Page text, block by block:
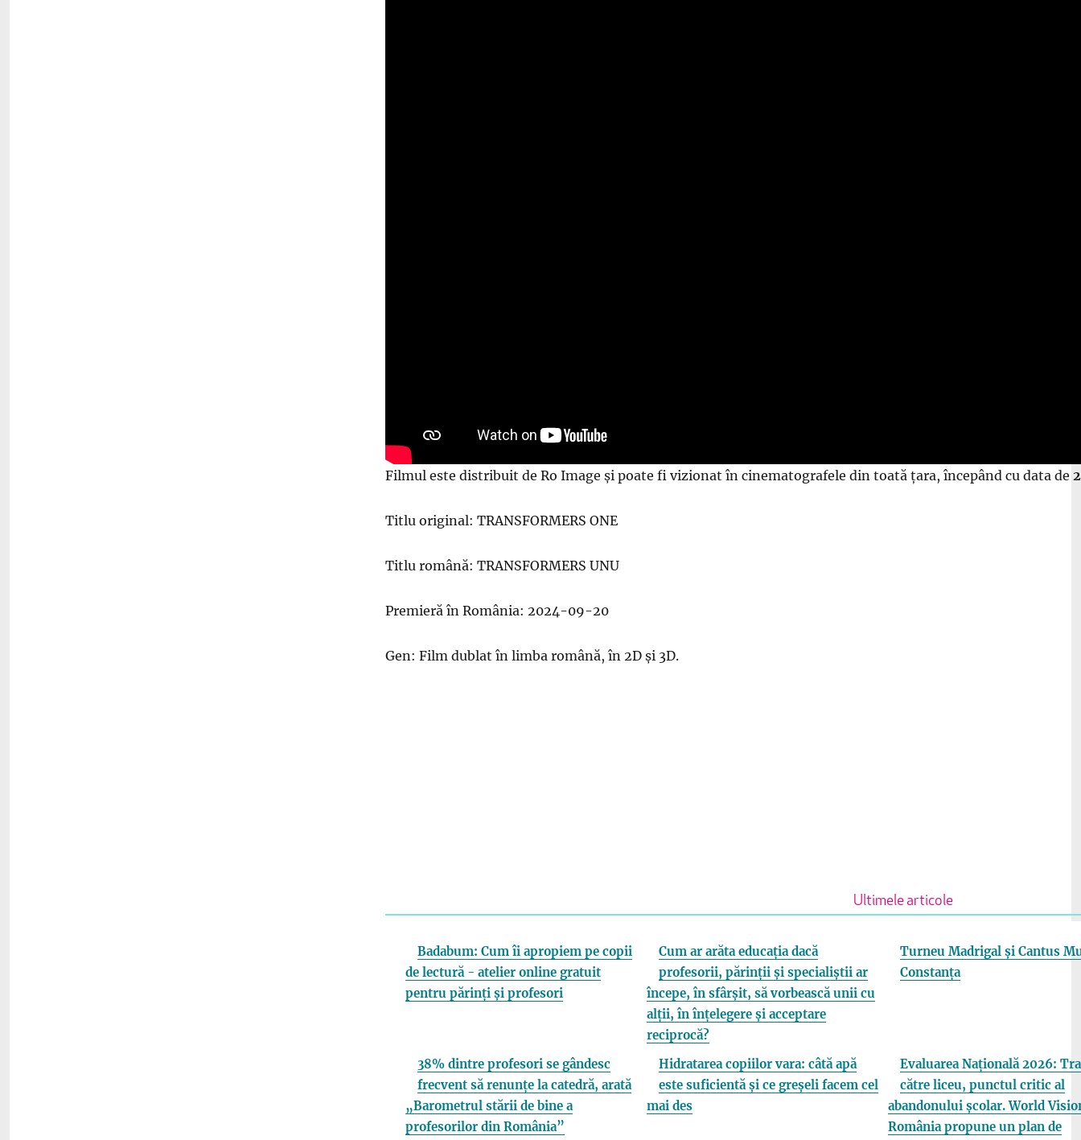
Filmul este distribuit de Ro Image și poate fi vizionat în cinematografele din toată țara, începând cu data de
Titlu original: TRANSFORMERS ONE
Titlu română: TRANSFORMERS UNU
Premieră în România: 2024-09-20
Gen: Film dublat în limba română, în 2D și 3D.
Ultimele articole
Badabum: Cum îi apropiem pe copii
de lectură - atelier online gratuit
pentru părinți și profesori
Cum ar arăta educația dacă
profesorii, părinții și specialiștii ar
începe, în sfârșit, să vorbească unii cu
alții, în înțelegere și acceptare
reciprocă?
Turneu Madrigal și Cantus
Constanța
38% dintre profesori se gândesc
frecvent să renunțe la catedră, arată
„Barometrul stării de bine a
profesorilor din România”
Hidratarea copiilor vara: câtă apă
este suficientă și ce greșeli facem cel
mai des
Evaluarea Națională 2026:
către liceu, punctul critic al
abandonului școlar. World
România propune un plan de